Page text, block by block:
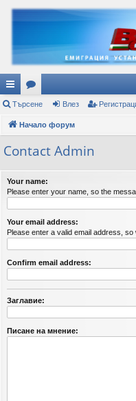
ъ
рз
и
ъз
ки
ор
ум
и
Търсене Влез
Начало форум
Contact Admin
Your name:
Please enter your name, so the
Your email address:
Please enter a valid email address, so
Confirm email address:
Заглавие:
Писане на мнение: